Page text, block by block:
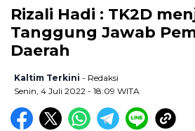
Rizali Hadi : TK2D
Tanggung Jawab
Daerah
Kaltim Terkini - Redaksi
Senin, 4 Juli 2022 - 18:09 WITA